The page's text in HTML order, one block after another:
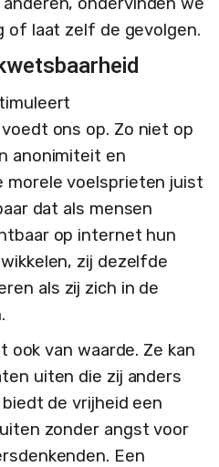
of laat zelf de gevolgen.
ons op. Zo niet op
anonimiteit en
morele voelsprieten juist
dat als mensen
op internet hun
zij dezelfde
als zij zich in de
ook van waarde. Ze kan
uiten die zij anders
de vrijheid een
zonder angst voor
Een